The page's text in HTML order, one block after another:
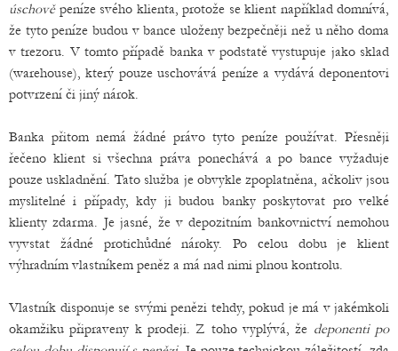
úschověpeníze svého klienta, protože se klient například domnívá,
že tyto peníze budou v bance uloženy bezpečněji než u něho doma
v trezoru. V tomto případě banka v podstatě vystupuje jako sklad
(warehouse), který pouze uschovává peníze a vydává deponentovi
potvrzení či jiný nárok.
Banka přitom nemá žádné právo tyto peníze používat. Přesněji
řečeno klient si všechna práva ponechává a po bance vyžaduje
pouze uskladnění. Tato služba je obvykle zpoplatněna, ačkoliv jsou
myslitelné i případy, kdy ji budou banky poskytovat pro velké
klienty zdarma. Je jasné, že v depozitním bankovnictví nemohou
vyvstat žádné protichůdné nároky. Po celou dobu je klient
výhradním vlastníkem peněz a má nad nimi plnou kontrolu.
Vlastník disponuje se svými penězi tehdy, pokud je má v jakémkoli
okamžiku připraveny k prodeji. Z toho vyplývá, že deponenti po